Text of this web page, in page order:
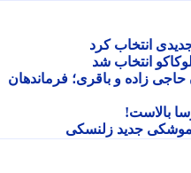
انتخاب کرد
انتخاب شد
زاده و باقری؛ فرماندهان
جدید زلنسکی